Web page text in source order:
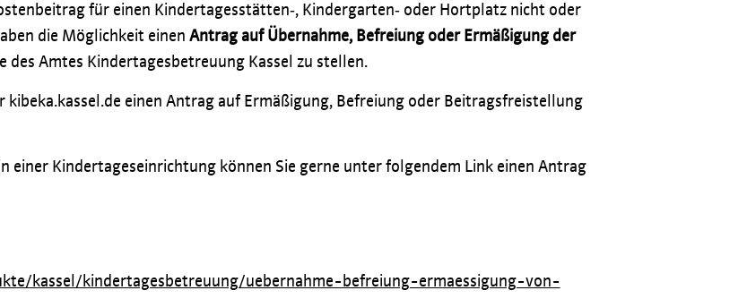
für einen Kindertagesstätten‐, Kindergarten‐ oder Hortplatz nicht oder
die Möglichkeit einen Antrag auf Übernahme, Befreiung oder Ermäßigung der
des Amtes Kindertagesbetreuung Kassel zu stellen.
kibeka.kassel.de einen Antrag auf Ermäßigung, Befreiung oder Beitragsfreistellung
einer Kindertageseinrichtung können Sie gerne unter folgendem Link einen Antrag
kassel/kindertagesbetreuung/uebernahme-befreiung-ermaessigung-von-